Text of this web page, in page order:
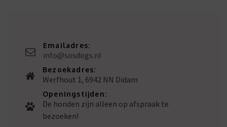
Emailadres:
info@sosdogs.nl
Bezoekadres:
Werfhout 1, 6942 NN Didam
Openingstijden:
De honden zijn alleen op afspraak te
bezoeken!